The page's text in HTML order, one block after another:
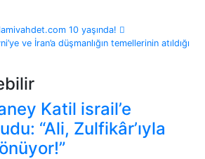
10 yaşında!
ve İran’a düşmanlığın temellerinin atıldığı
Katil israil’e
“Ali, Zulfikâr’ıyla